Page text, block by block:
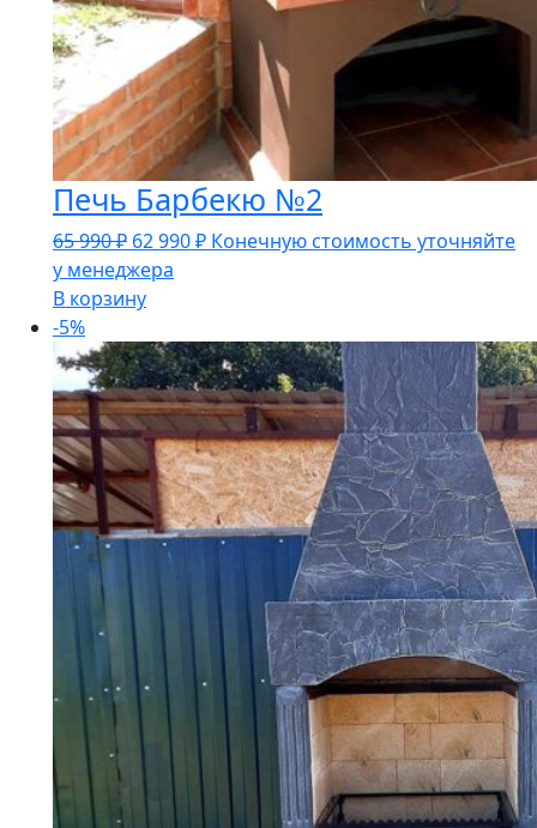
Печь Барбекю №2
65 990₽ Первоначальная
цена
составляла
990 ₽.
62 990₽Текущая
Конечную стоимость уточняйте
у менеджера
В корзину
-5%